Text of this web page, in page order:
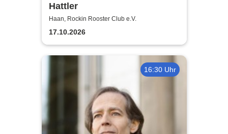
Hattler
Haan, Rockin Rooster Club e.V.
17.10.2026
16:30 Uhr